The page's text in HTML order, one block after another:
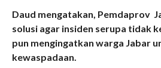
Daud mengatakan, Pemdaprov
solusi agar insiden serupa tidak
pun mengingatkan warga Jabar
kewaspadaan.